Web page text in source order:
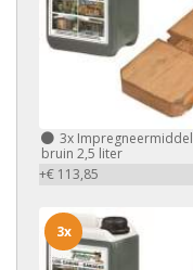
3x Impregneermiddel
bruin 2,5 liter
+€ 113,85
3x